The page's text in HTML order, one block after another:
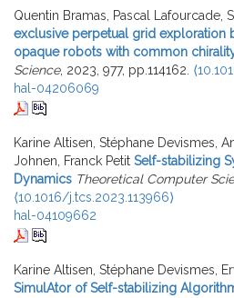
Quentin Bramas, Pascal Lafourcade,
exclusive perpetual grid exploration
opaque robots with common
Science, 2023, 977, pp.114162.
hal-04206069
Karine Altisen, Stéphane Devismes,
Johnen, Franck Petit Self-stabilizing
Dynamics Theoretical Computer
⟨10.1016/j.tcs.2023.113966⟩
hal-04109662
Karine Altisen, Stéphane Devismes,
SimulAtor of Self-stabilizing